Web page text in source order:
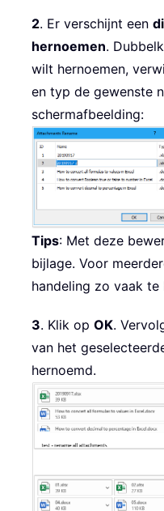
2. Er verschijnt een
hernoemen.
wilt hernoemen,
en typ de gewenste
schermafbeelding:
Tips: Met deze
bijlage. Voor
handeling zo vaak te
3. Klik op OK.
van het
hernoemd.